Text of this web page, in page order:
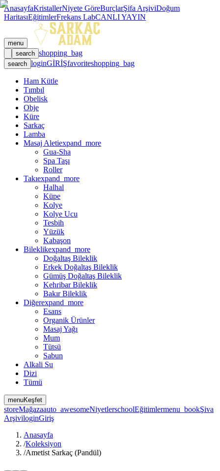
AnasayfaKristallerNiyete GöreBurçlarŞifa ArşiviDoğum
HaritasıEğitimlerFrekans LabCANLI YAYIN
menu
search shopping_bag
search loginGİRİŞfavoriteshopping_bag
Ham Kütle
Tımbıl
Obelisk
Obje
Küre
Sarkaç
Lamba
Masaj Aletiexpand_more
Gua-Sha
Spa Taşı
Roller
Takıexpand_more
Halhal
Küpe
Kolye
Kolye Ucu
Tesbih
Yüzük
Kabaşon
Bileklikexpand_more
Doğaltaş Bileklik
Erkek Doğaltaş Bileklik
Gümüş Doğaltaş Bileklik
Kehribar Bileklik
Bakır Bileklik
Diğerexpand_more
Esans
Organik Ürünler
Masaj Yağı
Mum
Tütsü
Sabun
Alkali Su
Dizi
Tümü
menuKeşfet
storeMağazaauto_awesomeNiyetlerschoolEğitimlermenu_bookŞiva
ArşiviloginGiriş
Anasayfa
/Koleksiyon
/Ametist Sarkaç (Pandül)